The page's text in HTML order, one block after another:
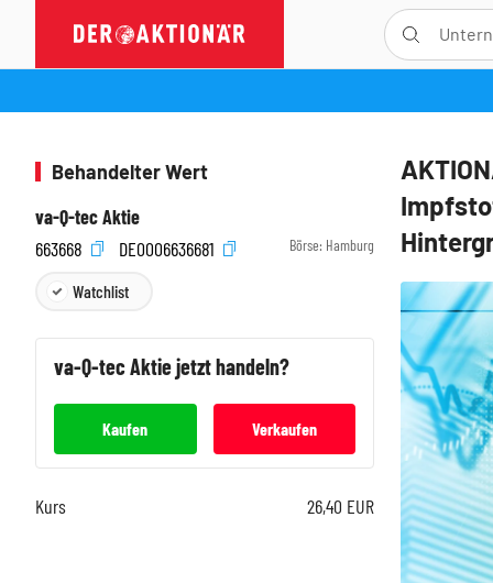
Behandelter Wert
va-Q-tec Aktie
663668
DE0006636681 Börse: Hamburg
Watchlist
va-Q-tecAktie jetzt handeln?
Kaufen Verkaufen
Kurs 26,40 EUR